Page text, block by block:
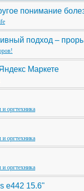
понимание
подход –
Маркете
оргтехника
оргтехника
оргтехника
e442 15.6"